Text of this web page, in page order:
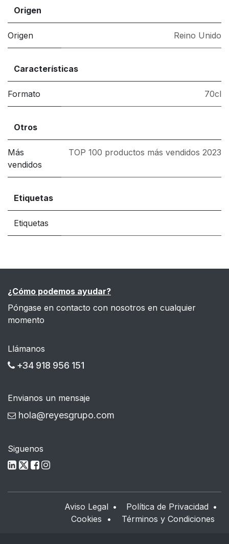
Origen
Origen Reino Unido
Características
Formato 70cl
Otros
Más
vendidos
TOP 100 productos más vendidos 2023
Etiquetas
Etiquetas
¿Cómo podemos ayudar?
Póngase en contacto con nosotros en cualquier
momento
Llámanos
+34 918 956 151
Envianos un mensaje
hola@reyesgrupo.com
Siguenos
Aviso Legal • Política de Privacidad •
Cookies • Términos y Condiciones